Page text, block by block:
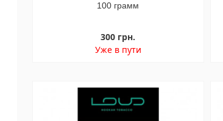
100 грамм
300 грн.
Уже в пути